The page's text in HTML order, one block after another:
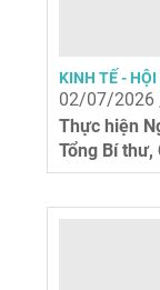
KINH TẾ -
02/07/2026
Thực hiện
Tổng Bí thư,
nhấn